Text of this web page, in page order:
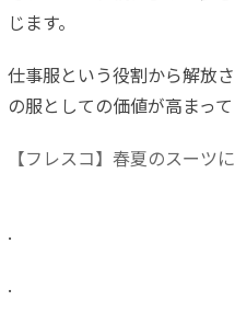
じます。
仕事服という役割から解放
の服としての価値が高まって
【フレスコ】春夏のスーツ
.
.